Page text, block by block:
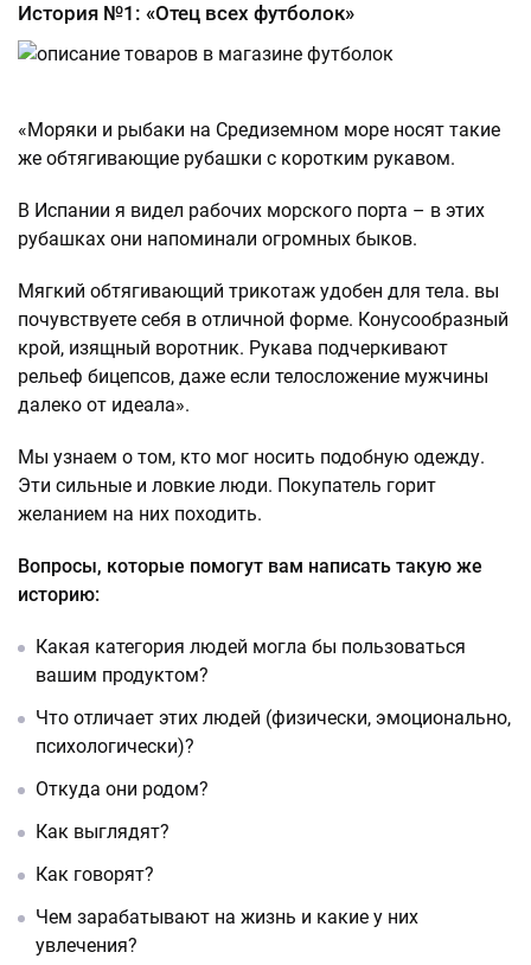
История №1: «Отец всех футболок»
«Моряки и рыбаки на Средиземном море носят такие
же обтягивающие рубашки с коротким рукавом.
В Испании я видел рабочих морского порта – в этих
рубашках они напоминали огромных быков.
Мягкий обтягивающий трикотаж удобен для тела. вы
почувствуете себя в отличной форме. Конусообразный
крой, изящный воротник. Рукава подчеркивают
рельеф бицепсов, даже если телосложение мужчины
далеко от идеала».
Мы узнаем о том, кто мог носить подобную одежду.
Эти сильные и ловкие люди. Покупатель горит
желанием на них походить.
Вопросы, которые помогут вам написать такую же
историю:
Какая категория людей могла бы пользоваться
вашим продуктом?
Что отличает этих людей (физически, эмоционально,
психологически)?
Откуда они родом?
Как выглядят?
Как говорят?
Чем зарабатывают на жизнь и какие у них
увлечения?